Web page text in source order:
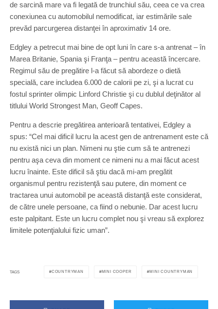
de sarcină mare va fi legată de trunchiul său, ceea ce va crea
conexiunea cu automobilul nemodificat, iar estimările sale
prevăd parcurgerea distanţei în aproximativ 14 ore.
Edgley a petrecut mai bine de opt luni în care s-a antrenat – în
Marea Britanie, Spania şi Franţa – pentru această încercare.
Regimul său de pregătire l-a făcut să abordeze o dietă
specială, care includea 6.000 de calorii pe zi, şi a lucrat cu
fostul sprinter olimpic Linford Christie şi cu dublul deţinător al
titlului World Strongest Man, Geoff Capes.
Pentru a descrie pregătirea anterioară tentativei, Edgley a
spus: “Cel mai dificil lucru la acest gen de antrenament este că
nu există nici un plan. Nimeni nu ştie cum să te antrenezi
pentru aşa ceva din moment ce nimeni nu a mai făcut acest
lucru înainte. Este dificil să ştiu dacă mi-am pregătit
organismul pentru rezistenţă sau putere, din moment ce
tractarea unui automobil pe această distanţă este considerat,
de către unele persoane, ca fiind o nebunie. Dar acest lucru
este palpitant. Este un lucru complet nou şi vreau să explorez
limitele potenţialului fizic uman”.
TAGS COUNTRYMAN MINI COOPER MINI COUNTRYMAN